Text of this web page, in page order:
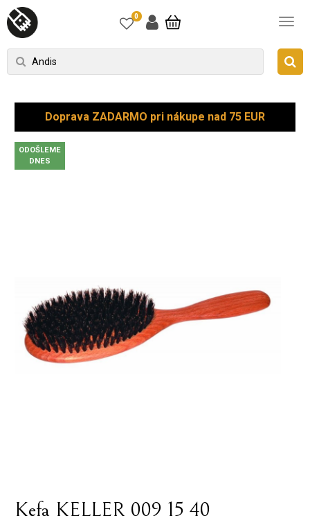
0
Doprava ZADARMO pri nákupe nad 75 EUR
ODOŠLEME
DNES
Kefa KELLER 009 15 40